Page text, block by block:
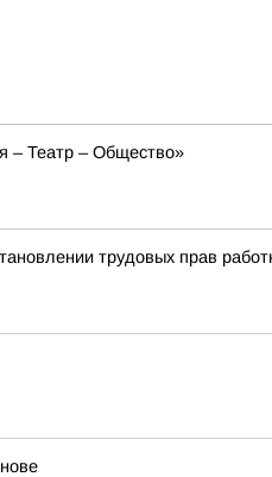
– Театр – Общество»
трудовых прав